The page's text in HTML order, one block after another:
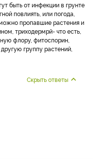
быть от инфекции в грунте
повлиять, или погода,
пропавшие растения и
триходермрй- что есть,
флору, фитоспорин,
группу растений,
Скрыть ответы